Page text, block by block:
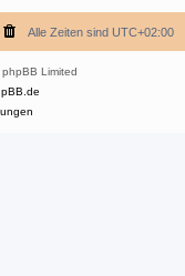
Alle Zeiten sind UTC+02:00
Limited